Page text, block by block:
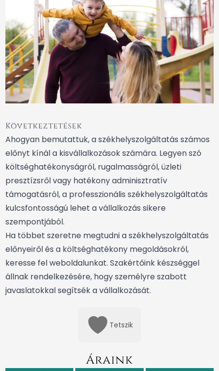
Következtetések
Ahogyan bemutattuk, a székhelyszolgáltatás számos
előnyt kínál a kisvállalkozások számára. Legyen szó
költséghatékonyságról, rugalmasságról, üzleti
presztízsről vagy hatékony adminisztratív
támogatásról, a professzionális székhelyszolgáltatás
kulcsfontosságú lehet a vállalkozás sikere
szempontjából.
Ha többet szeretne megtudni a székhelyszolgáltatás
előnyeiről és a költséghatékony megoldásokról,
keresse fel weboldalunkat. Szakértőink készséggel
állnak rendelkezésére, hogy személyre szabott
javaslatokkal segítsék a vállalkozását.
Tetszik
Áraink